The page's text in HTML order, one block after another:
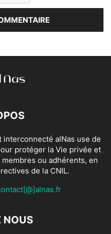
alNas use de
protéger la Vie privée et
ou adhérents, en
de la CNIL.
NOUS